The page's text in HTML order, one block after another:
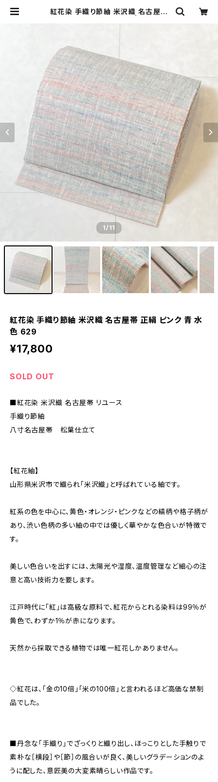
紅花染 手織り節紬 米沢織 名古屋帯
1/11
紅花染 手織り節紬 米沢織 名古屋帯 正絹 ピンク 青 水
色 629
¥17,800
SOLD OUT
■紅花染 米沢織 名古屋帯 リユース
手織り節紬
八寸名古屋帯 松葉仕立て
【紅花紬】
山形県米沢市で織られ「米沢織」と呼ばれている紬です。
紅系の色を中心に、黄色・オレンジ・ピンクなどの縞柄や格子柄が
あり、渋い色柄の多い紬の中では優しく華やかな色合いが特徴で
す。
美しい色合いを出すには、太陽光や湿度、温度管理など細心の注
意と高い技術力を要します。
江戸時代に「紅」は高級な原料で、紅花からとれる染料は99％が
黄色で、わずか1％が赤になります。
天然から採取できる植物では唯一紅花しかありません。
◇紅花は、「金の10倍」「米の100倍」と言われるほど高価な禁制
品でした。
■丹念な「手織り」でざっくりと織り出し、ほっこりとした手触りで
素朴な［横段］や［節］の風合いが良く、美しいグラデーションのよ
うに配した、意匠美の大変素晴らしい作品です。